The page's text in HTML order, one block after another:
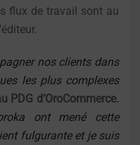
flux de travail sont au
nos clients dans
les plus complexes
PDG d’OroCommerce.
ont mené cette
fulgurante et je suis